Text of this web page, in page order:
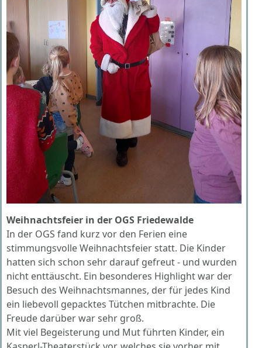
Weihnachtsfeier in der OGS Friedewalde
In der OGS fand kurz vor den Ferien eine
stimmungsvolle Weihnachtsfeier statt. Die Kinder
hatten sich schon sehr darauf gefreut - und wurden
nicht enttäuscht. Ein besonderes Highlight war der
Besuch des Weihnachtsmannes, der für jedes Kind
ein liebevoll gepacktes Tütchen mitbrachte. Die
Freude darüber war sehr groß.
Mit viel Begeisterung und Mut führten Kinder, ein